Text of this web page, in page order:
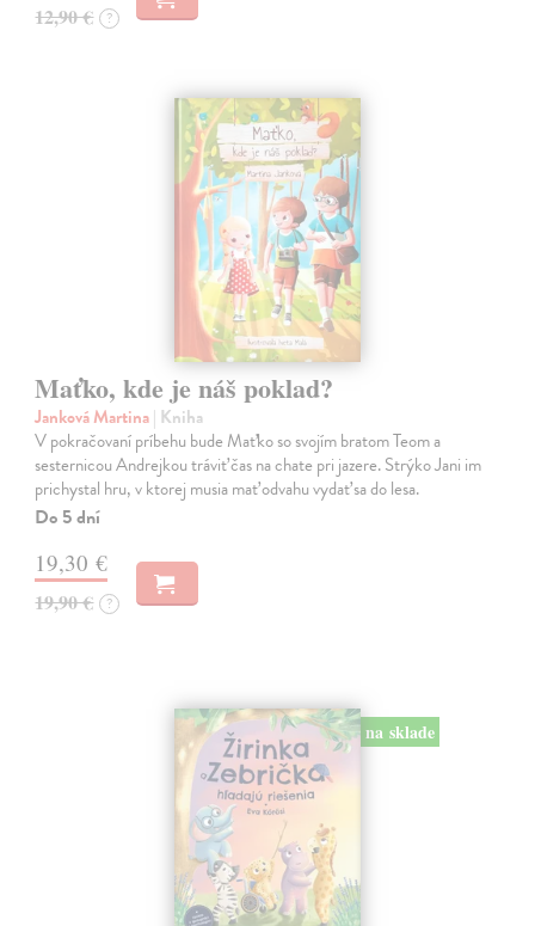
12,90 € ?
Maťko, kde je náš poklad?
Janková Martina| Kniha
V pokračovaní príbehu bude Maťko so svojím bratom Teom a
sesternicou Andrejkou tráviť čas na chate pri jazere. Strýko Jani im
prichystal hru, v ktorej musia mať odvahu vydať sa do lesa.
Do 5 dní
19,30 €
19,90 € ?
na sklade